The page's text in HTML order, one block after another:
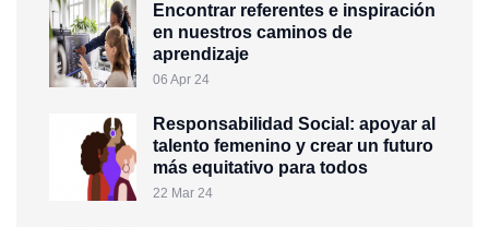
Encontrar referentes e inspiración
en nuestros caminos de
aprendizaje
06 Apr 24
Responsabilidad Social: apoyar al
talento femenino y crear un futuro
más equitativo para todos
22 Mar 24